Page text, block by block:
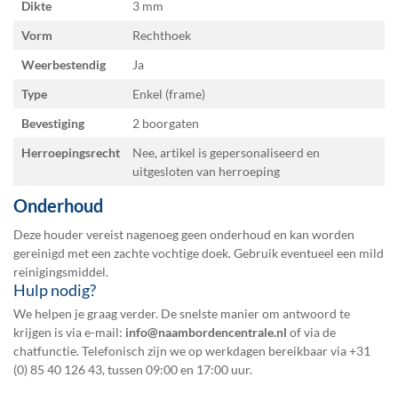
Dikte
3 mm
Vorm
Rechthoek
Weerbestendig
Ja
Type
Enkel (frame)
Bevestiging
2 boorgaten
Herroepingsrecht
Nee, artikel is gepersonaliseerd en
uitgesloten van herroeping
Onderhoud
Deze houder vereist nagenoeg geen onderhoud en kan worden
gereinigd met een zachte vochtige doek. Gebruik eventueel een mild
reinigingsmiddel.
Hulp nodig?
We helpen je graag verder. De snelste manier om antwoord te
krijgen is via e-mail: info@naambordencentrale.nl of via de
chatfunctie. Telefonisch zijn we op werkdagen bereikbaar via+31
(0) 85 40 126 43, tussen 09:00 en 17:00 uur.